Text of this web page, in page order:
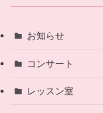
お知らせ
コンサート
レッスン室